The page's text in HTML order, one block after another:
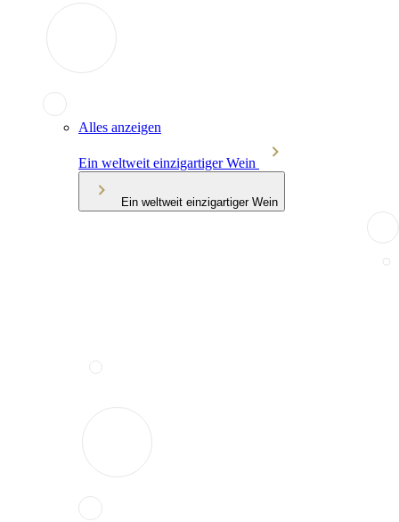
Alles anzeigen
Ein weltweit einzigartiger Wein
Ein weltweit einzigartiger Wein